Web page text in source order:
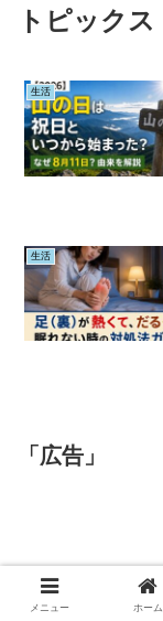
トピックス
生活
生活
「広告」
メニュー ホーム